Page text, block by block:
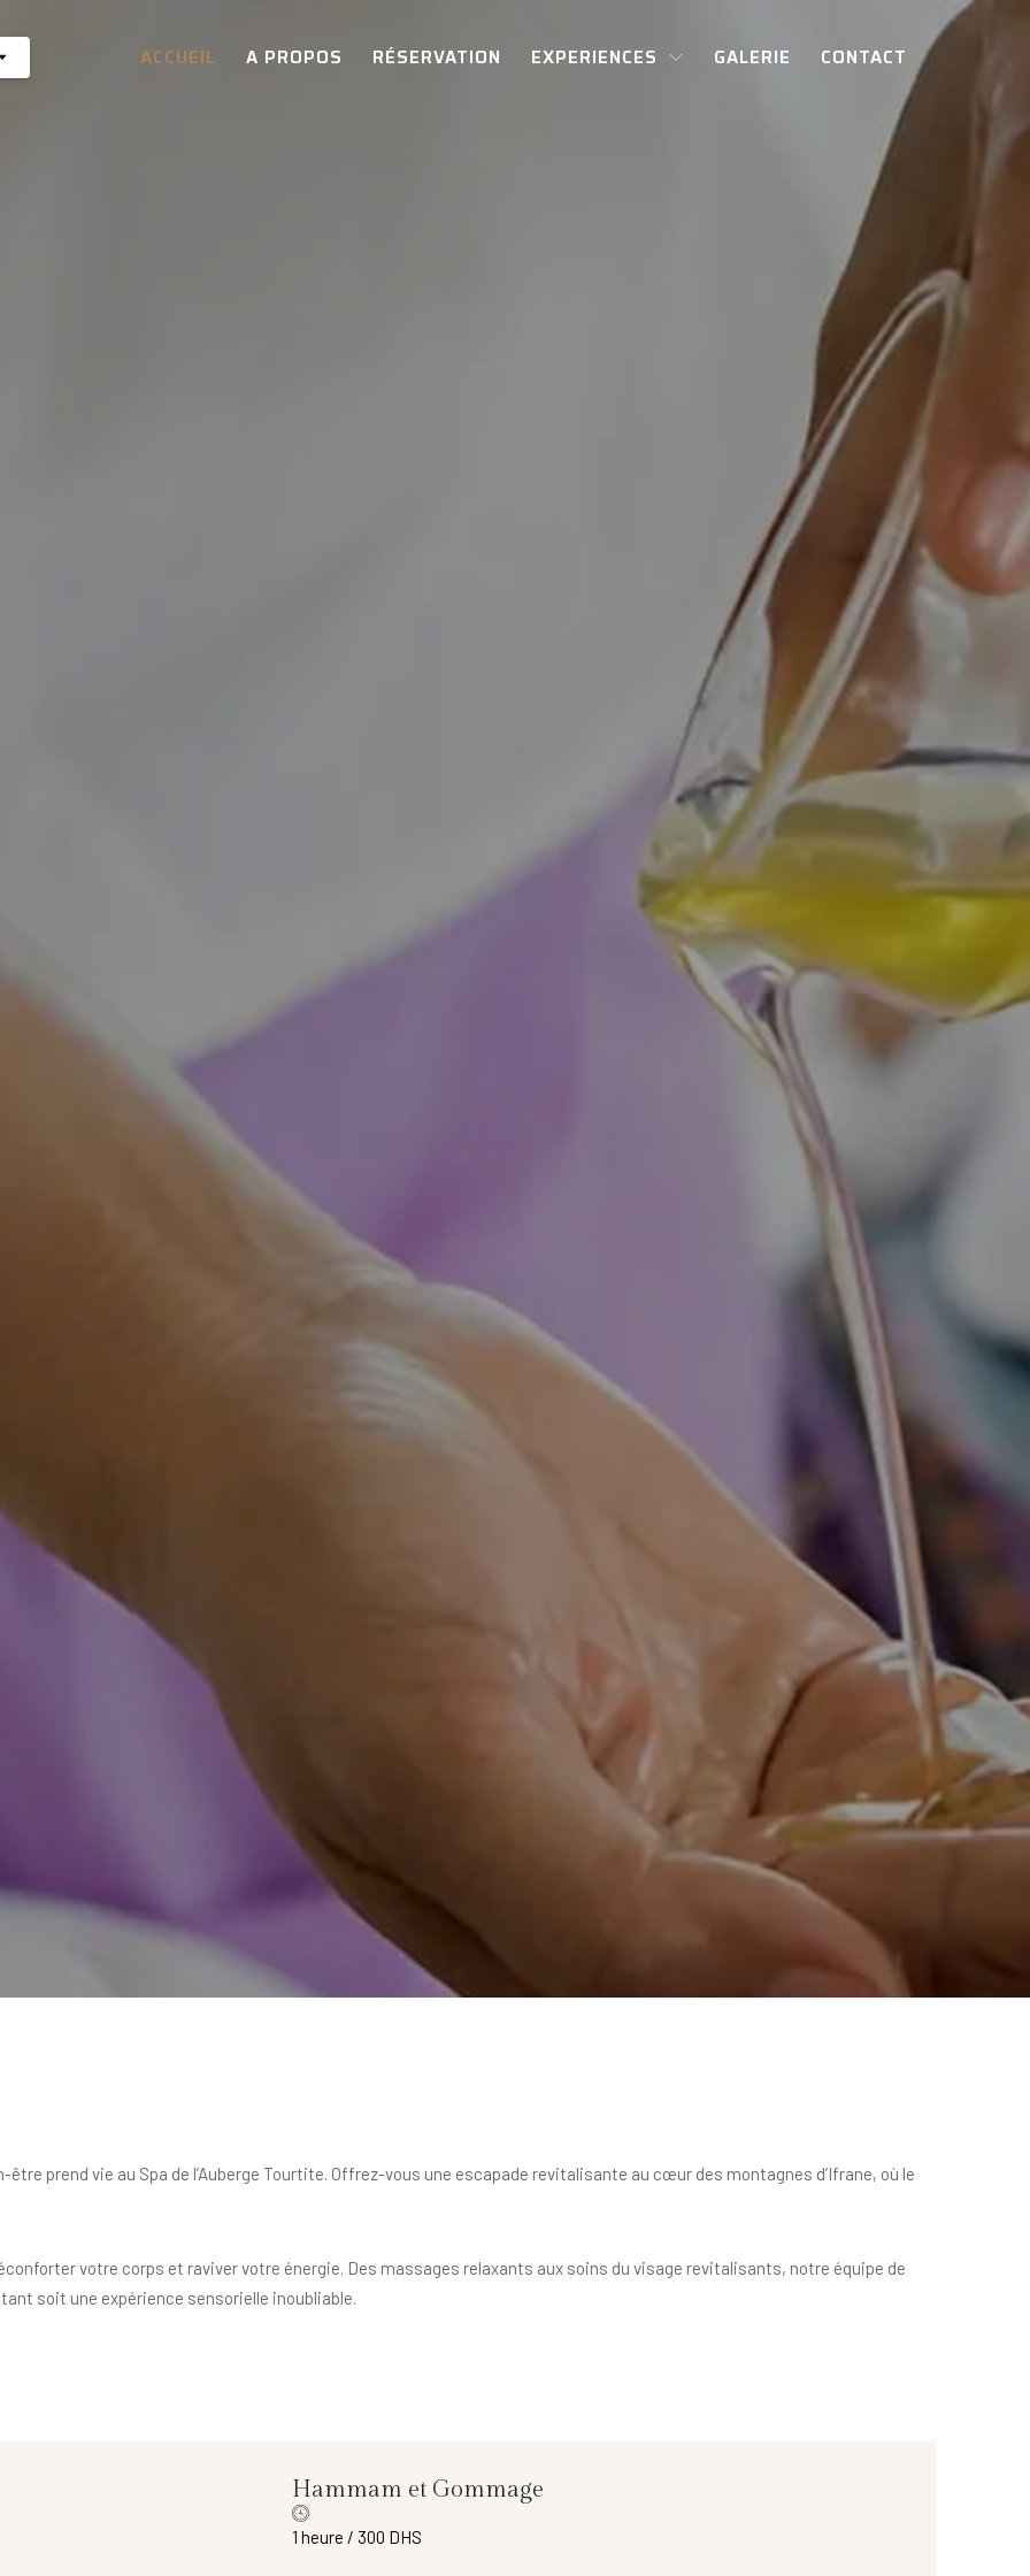
ACCUEIL A PROPOS RÉSERVATION EXPERIENCES GALERIE CONTACT
prend vie au Spa de l’Auberge Tourtite. Offrez-vous une escapade revitalisante au cœur des montagnes d’Ifrane, où le
votre corps et raviver votre énergie. Des massages relaxants aux soins du visage revitalisants, notre équipe de
soit une expérience sensorielle inoubliable.
Hammam et Gommage
1 heure / 300 DHS